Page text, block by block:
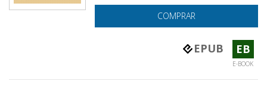
COMPRAR
EPUB EB
E-BOOK